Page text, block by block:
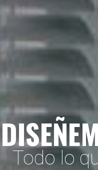
Todo lo